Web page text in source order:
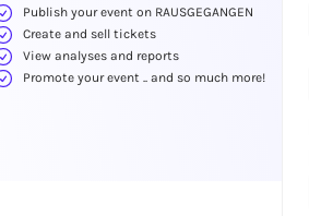
Publish your event on RAUSGEGANGEN
Create and sell tickets
View analyses and reports
Promote your event .. and so much more!